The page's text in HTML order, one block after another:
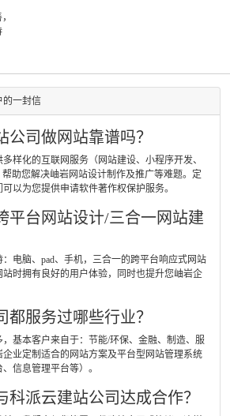
的一封信
公司做网站靠谱吗？
样化的互联网服务（网站建设、小程序开发、
助您解决岫岩网站设计制作及推广等难题。定
以为您提供申请软件著作权保护服务。
平台网站设计/三合一网站建
电脑、pad、手机，三合一的跨平台响应式网站
时拥有良好的用户体验，同时也提升您岫岩企
都服务过哪些行业？
基本客户来自于：节能/环保、金融、制造、服
业定制适合的网站方案及平台型网站管理系统
信息管理平台等）。
科派云建站公司达成合作？